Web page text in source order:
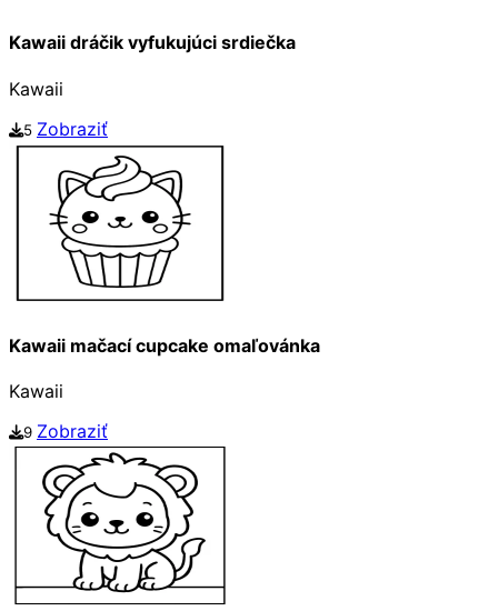
Kawaii dráčik vyfukujúci srdiečka
Kawaii
5 Zobraziť
Kawaii mačací cupcake omaľovánka
Kawaii
9 Zobraziť